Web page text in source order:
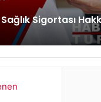
Sigortası